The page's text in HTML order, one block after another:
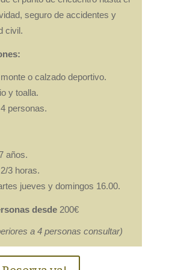
seguro de accidentes y
civil.
o calzado deportivo.
y toalla.
personas.
años.
3 horas.
jueves y domingos 16.00.
desde 200€
a 4 personas consultar)